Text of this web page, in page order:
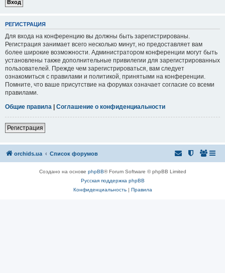
РЕГИСТРАЦИЯ
Для входа на конференцию вы должны быть зарегистрированы.
Регистрация занимает всего несколько минут, но предоставляет вам
более широкие возможности. Администратором конференции могут быть
установлены также дополнительные привилегии для зарегистрированных
пользователей. Прежде чем зарегистрироваться, вам следует
ознакомиться с правилами и политикой, принятыми на конференции.
Помните, что ваше присутствие на форумах означает согласие со всеми
правилами.
Общие правила | Соглашение о конфиденциальности
Регистрация
orchids.ua Список форумов
Создано на основе phpBB® Forum Software © phpBB Limited
Русская поддержка phpBB
Конфиденциальность| Правила